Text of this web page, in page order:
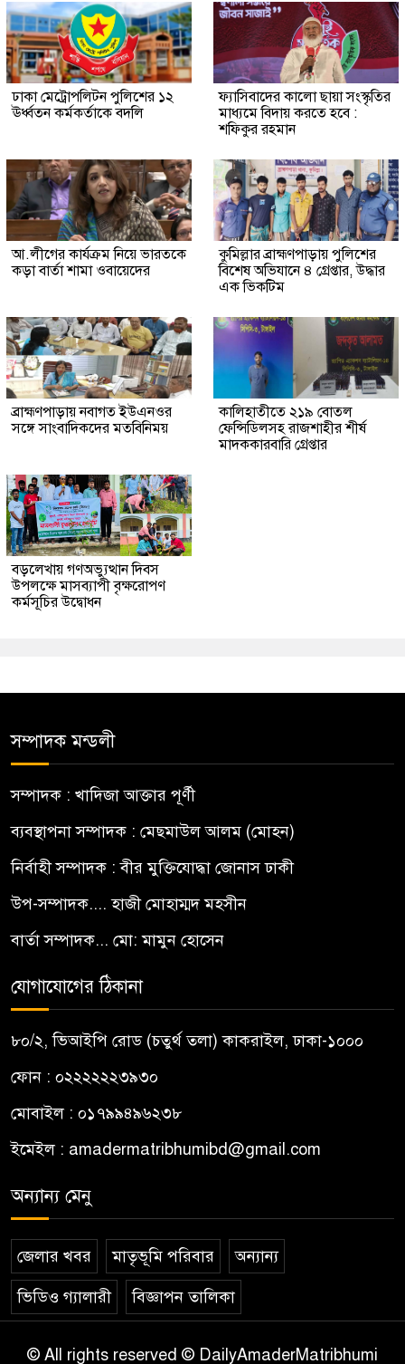
ঢাকা মেট্রোপলিটন পুলিশের ১২
ঊর্ধ্বতন কর্মকর্তাকে বদলি
ফ্যাসিবাদের কালো ছায়া সংস্কৃতির
মাধ্যমে বিদায় করতে হবে :
শফিকুর রহমান
আ.লীগের কার্যক্রম নিয়ে ভারতকে
কড়া বার্তা শামা ওবায়েদের
কুমিল্লার ব্রাহ্মণপাড়ায় পুলিশের
বিশেষ অভিযানে ৪ গ্রেপ্তার, উদ্ধার
এক ভিকটিম
ব্রাহ্মণপাড়ায় নবাগত ইউএনওর
সঙ্গে সাংবাদিকদের মতবিনিময়
কালিহাতীতে ২১৯ বোতল
ফেন্সিডিলসহ রাজশাহীর শীর্ষ
মাদককারবারি গ্রেপ্তার
বড়লেখায় গণঅভ্যুত্থান দিবস
উপলক্ষে মাসব্যাপী বৃক্ষরোপণ
কর্মসূচির উদ্বোধন
সম্পাদক মন্ডলী
সম্পাদক : খাদিজা আক্তার পূর্ণী
ব্যবস্থাপনা সম্পাদক : মেছমাউল আলম (মোহন)
নির্বাহী সম্পাদক : বীর মুক্তিযোদ্ধা জোনাস ঢাকী
উপ-সম্পাদক.... হাজী মোহাম্মদ মহসীন
বার্তা সম্পাদক... মো: মামুন হোসেন
যোগাযোগের ঠিকানা
৮০/২, ভিআইপি রোড (চতুর্থ তলা) কাকরাইল, ঢাকা-১০০০
ফোন : ০২২২২২২৩৯৩০
মোবাইল : ০১৭৯৯৪৯৬২৩৮
ইমেইল : amadermatribhumibd@gmail.com
অন্যান্য মেনু
জেলার খবর মাতৃভূমি পরিবার অন্যান্য
ভিডিও গ্যালারী বিজ্ঞাপন তালিকা
© All rights reserved © DailyAmaderMatribhumi